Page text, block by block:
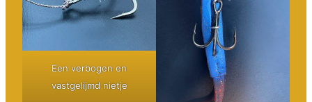
Een verbogen en
vastgelijmd nietje